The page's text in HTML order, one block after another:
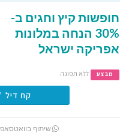
חופשות קיץ וחגים ב-
30% הנחה במלונות
אפריקה ישראל
מבצע ללא תפוגה
קח דיל
שיתוף בוואטסאפ